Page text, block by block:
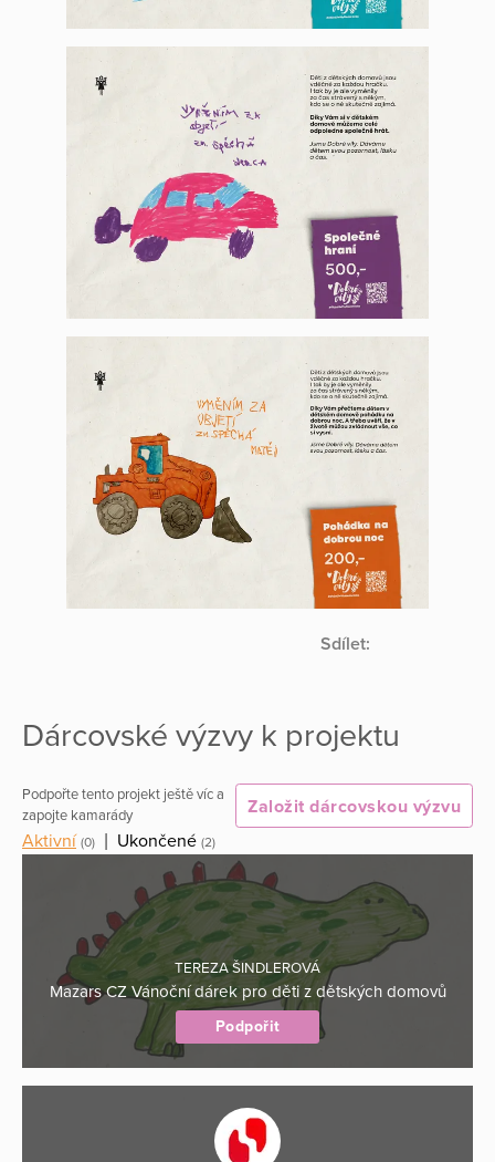
Sdílet:
Dárcovské výzvy k projektu
Podpořte tento projekt ještě víc a
zapojte kamarády
Založit dárcovskou výzvu
Aktivní (0) Ukončené (2)
TEREZA ŠINDLEROVÁ
Mazars CZ Vánoční dárek pro děti z dětských domovů
Podpořit